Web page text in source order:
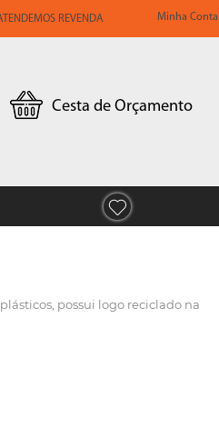
REVENDA Minha Conta
Cesta de Orçamento
possui logo reciclado na